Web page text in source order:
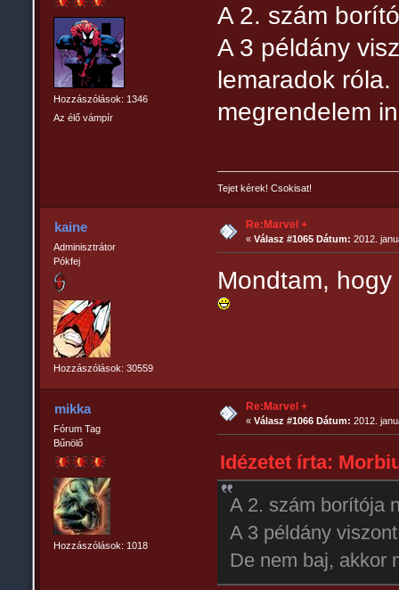
Hozzászólások: 1346
Az élő vámpír
A 2. szám
A 3 példány
lemaradok
megrendelem
Tejet kérek! Csokisat!
kaine
Adminisztrátor
Pókfej
Hozzászólások: 30559
Re:Marvel +
«Válasz #1065 Dátum: 2012.
Mondtam,
mikka
Fórum Tag
Bűnölő
Hozzászólások: 1018
Re:Marvel +
«Válasz #1066 Dátum: 2012.
Idézetet írta:
A 2. szám borítója
A 3 példány
De nem baj, akkor